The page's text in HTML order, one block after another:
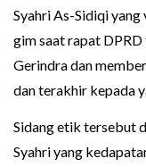
Syahri As-Sidiqi yang
gim saat rapat
Gerindra dan
dan terakhir kepada
Sidang etik tersebut
Syahri yang